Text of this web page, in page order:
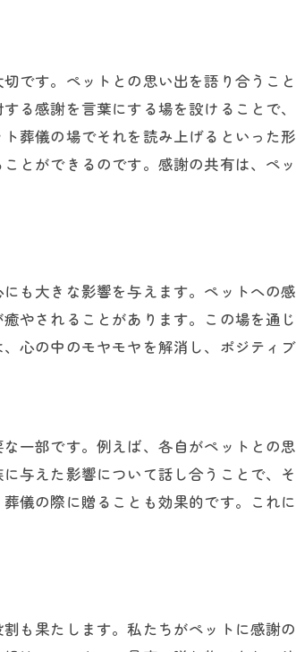
です。ペットとの思い出を語り合うこ
る感謝を言葉にする場を設けることで
葬儀の場でそれを読み上げるといった
とができるのです。感謝の共有は、ペ
も大きな影響を与えます。ペットへの
やされることがあります。この場を通
心の中のモヤモヤを解消し、ポジティ
一部です。例えば、各自がペットとの
与えた影響について話し合うことで、
儀の際に贈ることも効果的です。これ
も果たします。私たちがペットに感謝